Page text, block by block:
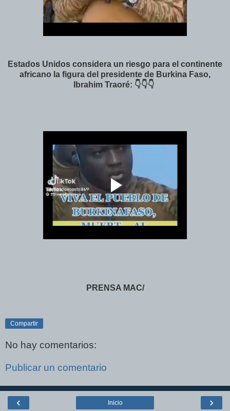
Estados Unidos considera un riesgo para el continente
africano la figura del presidente de Burkina Faso,
Ibrahim Traoré: 👇👇👇
PRENSA MAC/
Compartir
No hay comentarios:
Publicar un comentario
‹ ›
Inicio